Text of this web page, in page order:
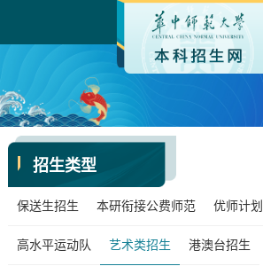
招生类型
保送生招生 本研衔接公费师范 优师计划
高水平运动队 艺术类招生 港澳台招生